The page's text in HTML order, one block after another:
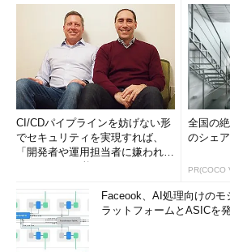
CI/CDパイプラインを妨げない形
でセキュリティを実現すれば、
「開発者や運用担当者に嫌われな
全国の
のシェ
PR(COCO
Faceook、AI処理向けの
ラットフォームとASICを